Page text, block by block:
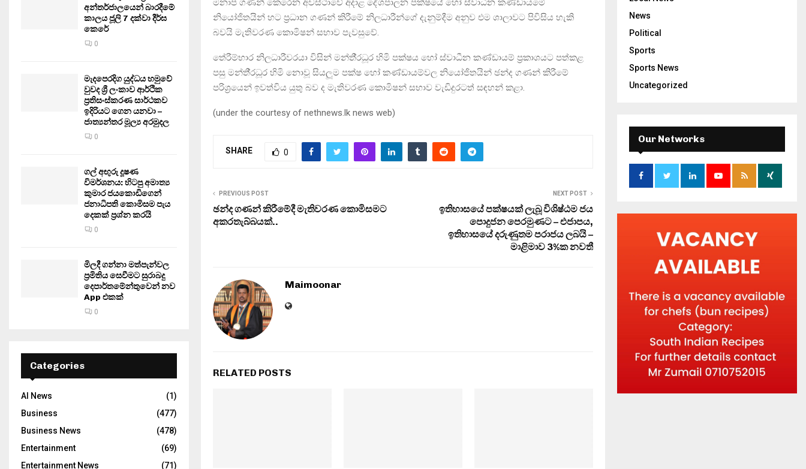
මනාප ගණන් කෙරෙන අවස්ථාවේ අදාළ දේශපාලන පක්ෂයේ හෝ ස්වාධීන කණ්ඩායමේ
නියෝජිතයින් හට ප‍්‍රධාන ගණන් කිරීමේ නිලධාරීන්ගේ දැනුම්දීම අනුව එම ශාලාවට පිවිසිය හැකි
බවයි මැතිවරණ කොමිෂන් සභාව පැවසුවේ.
තේරීම්භාර නිලධාරීවරයා විසින් මන්තී‍්‍රධූර හිමි පක්ෂය හෝ ස්වාධීන කණ්ඩායම් ප‍්‍රකාශයට පත්කළ
පසු මන්තී‍්‍රධූර හිමි නොවූ සියලූම පක්ෂ හෝ කණ්ඩායම්වල නියෝජිතයින් ඡන්ද ගණන් කිරීමේ
පරිශ‍්‍රයෙන් ඉවත්විය යුතු බව ද මැතිවරණ කොමිෂන් සභාව වැඩිදුරටත් සඳහන් කළා.
(under the courtesy of nethnews.lk news web)
SHARE 0
PREVIOUS POST
ඡන්ද ගණන් කිරීමේදී මැතිවරණ කොමිසමට
අකරතැබ්බයක්..
NEXT POST
ඉතිහාසයේ පක්ෂයක් ලැබූ විශිෂ්ඨම ජය
පොදුජන පෙරමුණට – එජාපය,
ඉතිහාසයේ දරුණුතම පරාජය ලබයි –
මාළිමාව 3%ක නවතී
Maimoonar
RELATED POSTS
අන්තර්ජාලයෙන් බාරදීමේ
කාලය ජූලි 7 දක්වා දීර්ඝ
කෙරේ
0
මැදපෙරදිග යුද්ධය හමුවේ
වුවද ශ්‍රී ලංකාව ආර්ථික
ප්‍රතිසංස්කරණ සාර්ථකව
ඉදිරියට ගෙන යනවා –
ජාත්‍යන්තර මූල්‍ය අරමුදල
0
ගල් අඟුරු දූෂණ
විමර්ශනය: හිටපු අමාත්‍ය
කුමාර ජයකොඩිගෙන්
ජනාධිපති කොමිසම පැය
දෙකක් ප්‍රශ්න කරයි
0
මිලදී ගන්නා මත්පැන්වල
ප්‍රමිතිය සෙවීමට සුරාබදු
දෙපාර්තමේන්තුවෙන් නව
App එකක්
0
Categories
AI News
(1)
Business
(477)
Business News
(478)
Entertainment
(69)
Entertainment News
(71)
News
Political
Sports
Sports News
Uncategorized
Our Networks